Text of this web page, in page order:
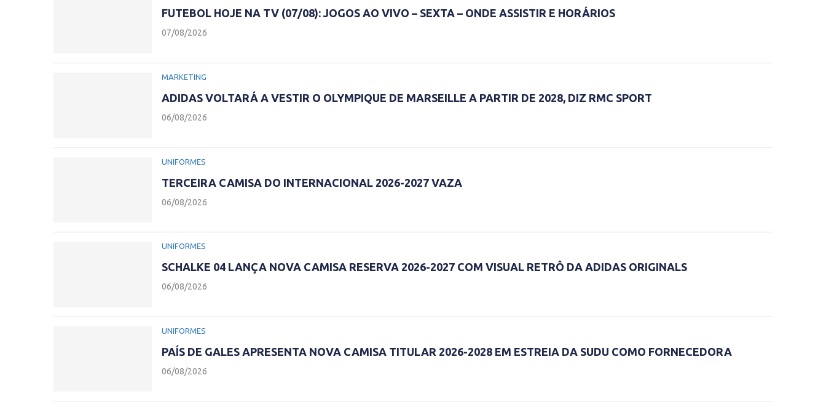
FUTEBOL HOJE NA TV (07/08): JOGOS AO VIVO – SEXTA – ONDE ASSISTIR E HORÁRIOS
07/08/2026
MARKETING
ADIDAS VOLTARÁ A VESTIR O OLYMPIQUE DE MARSEILLE A PARTIR DE 2028, DIZ RMC SPORT
06/08/2026
UNIFORMES
TERCEIRA CAMISA DO INTERNACIONAL 2026-2027 VAZA
06/08/2026
UNIFORMES
SCHALKE 04 LANÇA NOVA CAMISA RESERVA 2026-2027 COM VISUAL RETRÔ DA ADIDAS ORIGINALS
06/08/2026
UNIFORMES
PAÍS DE GALES APRESENTA NOVA CAMISA TITULAR 2026-2028 EM ESTREIA DA SUDU COMO FORNECEDORA
06/08/2026